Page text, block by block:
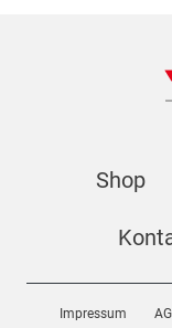
Shop
Impressum